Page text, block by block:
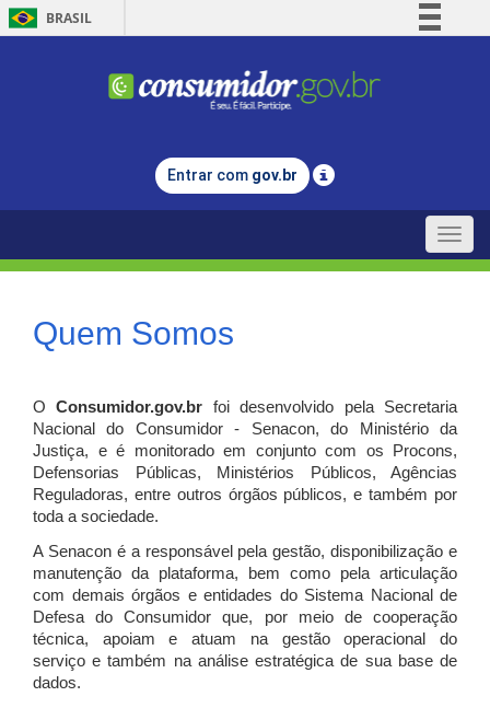
BRASIL
Comunica BR
Legislação
Entrar com gov.br
Toggle
Quem Somos
OConsumidor.gov.br
foi desenvolvido pela Secretaria
Nacional do Consumidor - Senacon, do Ministério da
Justiça, e é monitorado em conjunto com os Procons,
Defensorias Públicas, Ministérios Públicos, Agências
Reguladoras, entre outros órgãos públicos, e também por
toda a sociedade.
A Senacon é a responsável pela gestão, disponibilização e
manutenção da plataforma, bem como pela articulação
com demais órgãos e entidades do Sistema Nacional de
Defesa do Consumidor que, por meio de cooperação
técnica, apoiam e atuam na gestão operacional do
serviço e também na análise estratégica de sua base de
dados.